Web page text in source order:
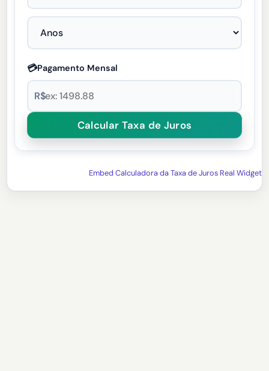
💳Pagamento Mensal
R$
Embed Calculadora da Taxa de Juros Real Widget